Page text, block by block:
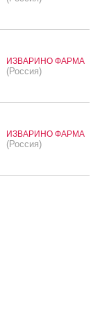
ИЗВАРИНО ФАРМА
(Россия)
ИЗВАРИНО ФАРМА
(Россия)